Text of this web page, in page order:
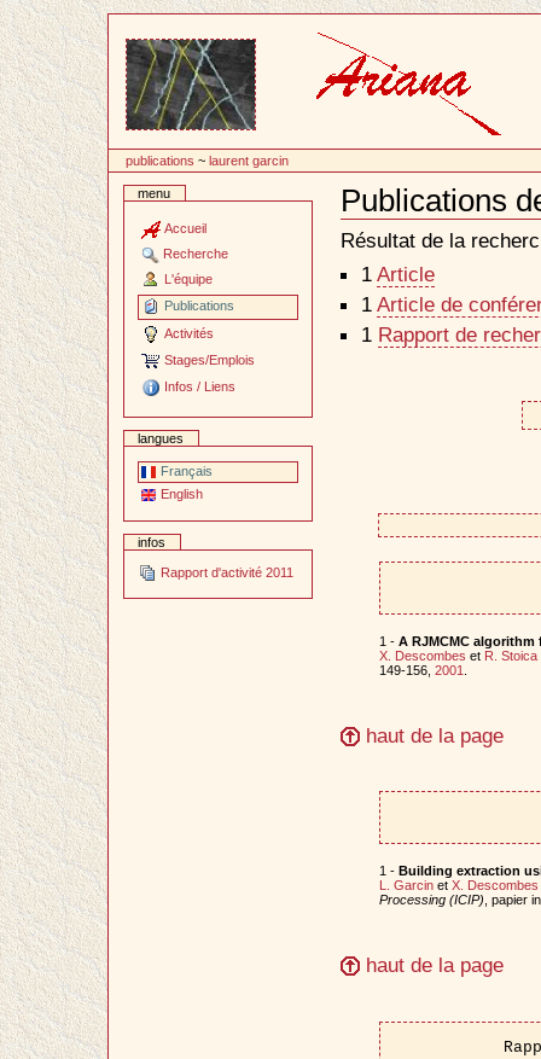
contenu
publications ~laurent garcin
menu
Accueil
Recherche
L'équipe
Publications
Activités
Stages/Emplois
Infos / Liens
langues
Français
English
infos
Rapport d'activité 2011
Publications
Document
Actions
Résultat de la
1 Article
1 Article de
1 Rapport de
1 - A RJMCMC
X. Descombes et R. Stoica
149-156, 2001
haut de la page
1 - Building extraction
L. Garcinet X. Descombes
Processing (ICIP) , papier
haut de la page